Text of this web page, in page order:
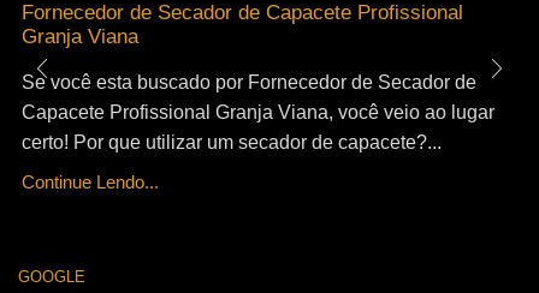
Fornecedor de Secador de Capacete Profissional
Granja Viana
Se você esta buscado por Fornecedor de Secador de
Capacete Profissional Granja Viana, você veio ao lugar
certo! Por que utilizar um secador de capacete?...
Continue Lendo...
GOOGLE